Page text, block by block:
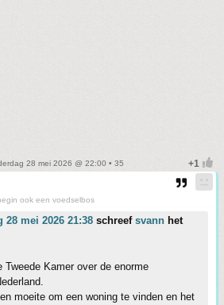
28 mei 2026 @ 22:00 • 35
ook een voedselbos
28 mei 2026 21:38 schreef svann het
Tweede Kamer over de enorme
moeite om een woning te vinden en het